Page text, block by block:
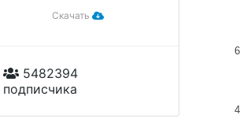
Скачать
5482394
подписчика